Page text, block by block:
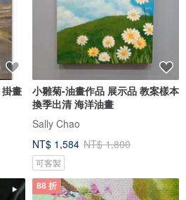
小雛菊-油畫作品 展示品 教案樣本
換季出清 海洋油畫
Sally Chao
NT$ 1,584 NT$ 1,800
可客製
88 折